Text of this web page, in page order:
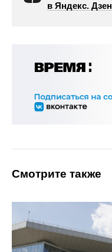
в Яндекс. Дзен
Смотрите также